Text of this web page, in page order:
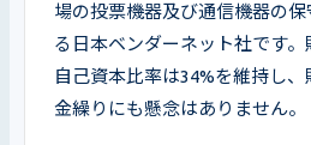
場の投票機器及び通信機器の
る日本ベンダーネット社です
自己資本比率は34%を維持し
金繰りにも懸念はありません。